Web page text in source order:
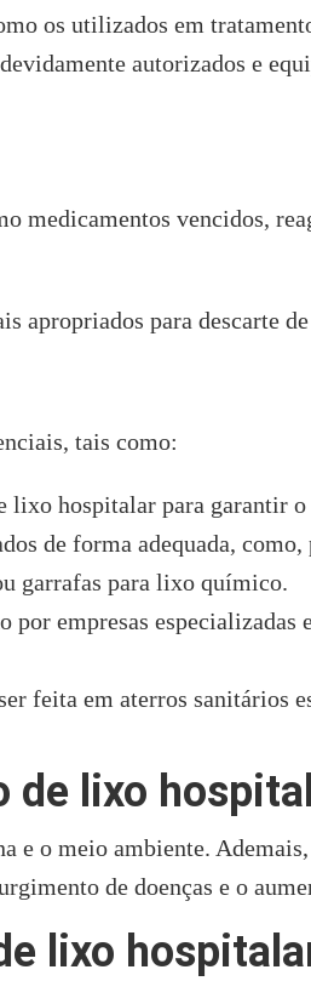
os utilizados em
autorizados e
medicamentos vencidos,
apropriados para descarte
tais como:
hospitalar para garantir o
de forma adequada, como,
garrafas para lixo químico.
empresas especializadas
em aterros sanitários
de lixo
e o meio ambiente.
de doenças e o
lixo